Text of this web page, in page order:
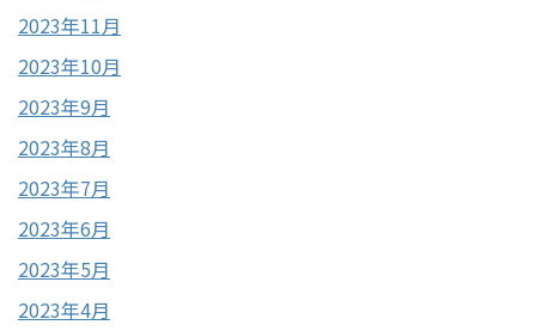
2023年11月
2023年10月
2023年9月
2023年8月
2023年7月
2023年6月
2023年5月
2023年4月